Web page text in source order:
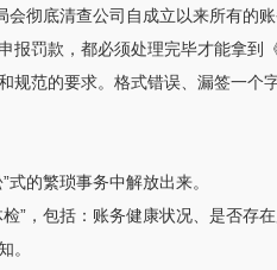
彻底清查公司自成立以来所有的
罚款，都必须处理完毕才能拿到
范的要求。格式错误、漏签一
的繁琐事务中解放出来。
”，包括：账务健康状况、是否
。